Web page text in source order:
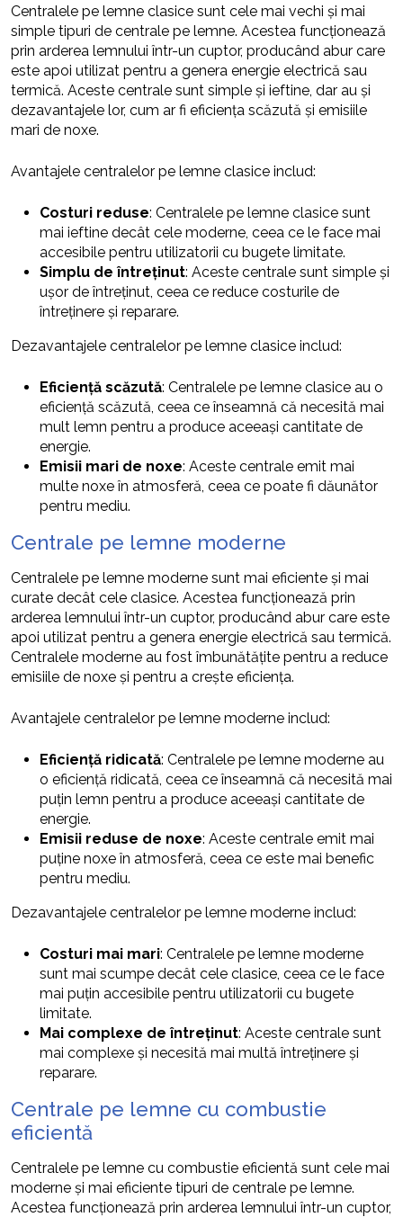
Centralele pe lemne clasice sunt cele mai vechi și mai
simple tipuri de centrale pe lemne. Acestea funcționează
prin arderea lemnului într-un cuptor, producând abur care
este apoi utilizat pentru a genera energie electrică sau
termică. Aceste centrale sunt simple și ieftine, dar au și
dezavantajele lor, cum ar fi eficiența scăzută și emisiile
mari de noxe.
Avantajele centralelor pe lemne clasice includ:
Costuri reduse: Centralele pe lemne clasice sunt
mai ieftine decât cele moderne, ceea ce le face mai
accesibile pentru utilizatorii cu bugete limitate.
Simplu de întreținut: Aceste centrale sunt simple și
ușor de întreținut, ceea ce reduce costurile de
întreținere și reparare.
Dezavantajele centralelor pe lemne clasice includ:
Eficiență scăzută: Centralele pe lemne clasice au o
eficiență scăzută, ceea ce înseamnă că necesită mai
mult lemn pentru a produce aceeași cantitate de
energie.
Emisii mari de noxe: Aceste centrale emit mai
multe noxe în atmosferă, ceea ce poate fi dăunător
pentru mediu.
Centrale pe lemne moderne
Centralele pe lemne moderne sunt mai eficiente și mai
curate decât cele clasice. Acestea funcționează prin
arderea lemnului într-un cuptor, producând abur care este
apoi utilizat pentru a genera energie electrică sau termică.
Centralele moderne au fost îmbunătățite pentru a reduce
emisiile de noxe și pentru a crește eficiența.
Avantajele centralelor pe lemne moderne includ:
Eficiență ridicată: Centralele pe lemne moderne au
o eficiență ridicată, ceea ce înseamnă că necesită mai
puțin lemn pentru a produce aceeași cantitate de
energie.
Emisii reduse de noxe: Aceste centrale emit mai
puține noxe în atmosferă, ceea ce este mai benefic
pentru mediu.
Dezavantajele centralelor pe lemne moderne includ:
Costuri mai mari: Centralele pe lemne moderne
sunt mai scumpe decât cele clasice, ceea ce le face
mai puțin accesibile pentru utilizatorii cu bugete
limitate.
Mai complexe de întreținut: Aceste centrale sunt
mai complexe și necesită mai multă întreținere și
reparare.
Centrale pe lemne cu combustie
eficientă
Centralele pe lemne cu combustie eficientă sunt cele mai
moderne și mai eficiente tipuri de centrale pe lemne.
Acestea funcționează prin arderea lemnului într-un cuptor,